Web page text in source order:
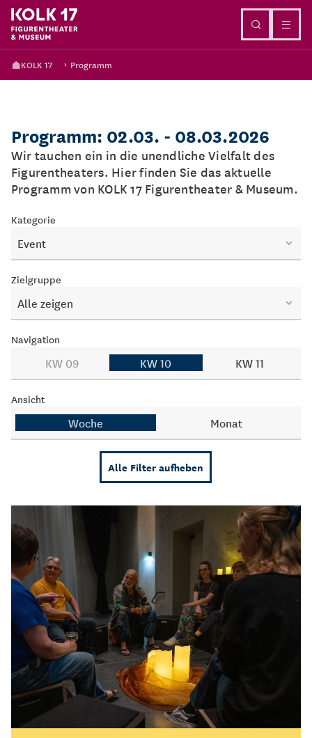
KOLK 17 Programm
Programm: 02.03. - 08.03.2026
Wir tauchen ein in die unendliche Vielfalt des
Figurentheaters. Hier finden Sie das aktuelle
Programm von KOLK 17 Figurentheater & Museum.
Kategorie
Event
Zielgruppe
Alle zeigen
Navigation
KW 09 KW 10 KW 11
Ansicht
Woche Monat
Alle Filter aufheben